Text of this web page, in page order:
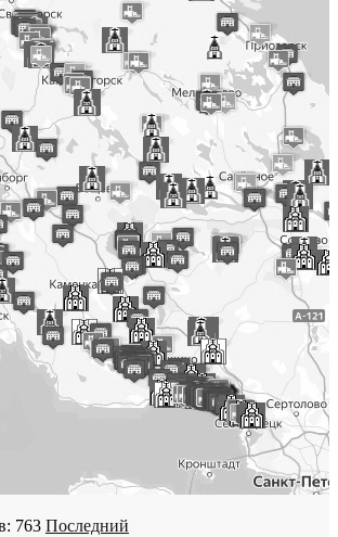
763 Последний